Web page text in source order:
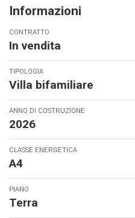
Informazioni
CONTRATTO
In vendita
TIPOLOGIA
Villa bifamiliare
ANNO DI COSTRUZIONE
2026
CLASSE ENERGETICA
A4
PIANO
Terra